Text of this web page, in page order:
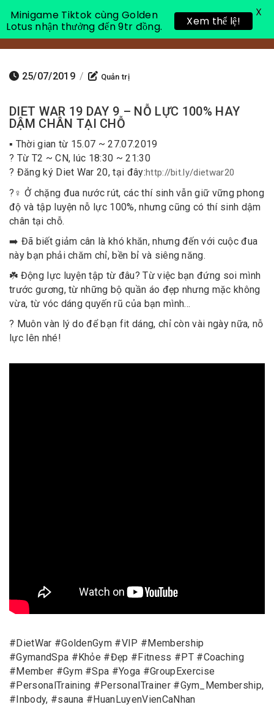
Toggle
25/07/2019 / Quản trị
DIET WAR 19 DAY 9 – NỖ LỰC 100% HAY
DẬM CHÂN TẠI CHỖ
▪️ Thời gian từ 15.07 ~ 27.07.2019
? Từ T2 ~ CN, lúc 18:30 ~ 21:30
? Đăng ký Diet War 20, tại đây:http://bit.ly/dietwar20
?️‍♀️ Ở chặng đua nước rút, các thí sinh vẫn giữ vững phong
độ và tập luyện nỗ lực 100%, nhưng cũng có thí sinh dậm
chân tại chỗ.
➡️ Đã biết giảm cân là khó khăn, nhưng đến với cuộc đua
này bạn phải chăm chỉ, bền bỉ và siêng năng.
☘️ Động lực luyện tập từ đâu? Từ việc bạn đứng soi mình
trước gương, từ những bộ quần áo đẹp nhưng mặc không
vừa, từ vóc dáng quyến rũ của bạn mình…
? Muôn vàn lý do để bạn fit dáng, chỉ còn vài ngày nữa, nỗ
lực lên nhé!
#DietWar #GoldenGym #VIP #Membership
#GymandSpa #Khỏe #Đẹp #Fitness #PT #Coaching
#Member #Gym #Spa #Yoga #GroupExercise
#PersonalTraining #PersonalTrainer #Gym_Membership,
#Inbody, #sauna #HuanLuyenVienCaNhan
Minigame Tiktok cùng Golden
Lotus nhận thưởng đến 9tr đồng.
Xem thể lệ!
X